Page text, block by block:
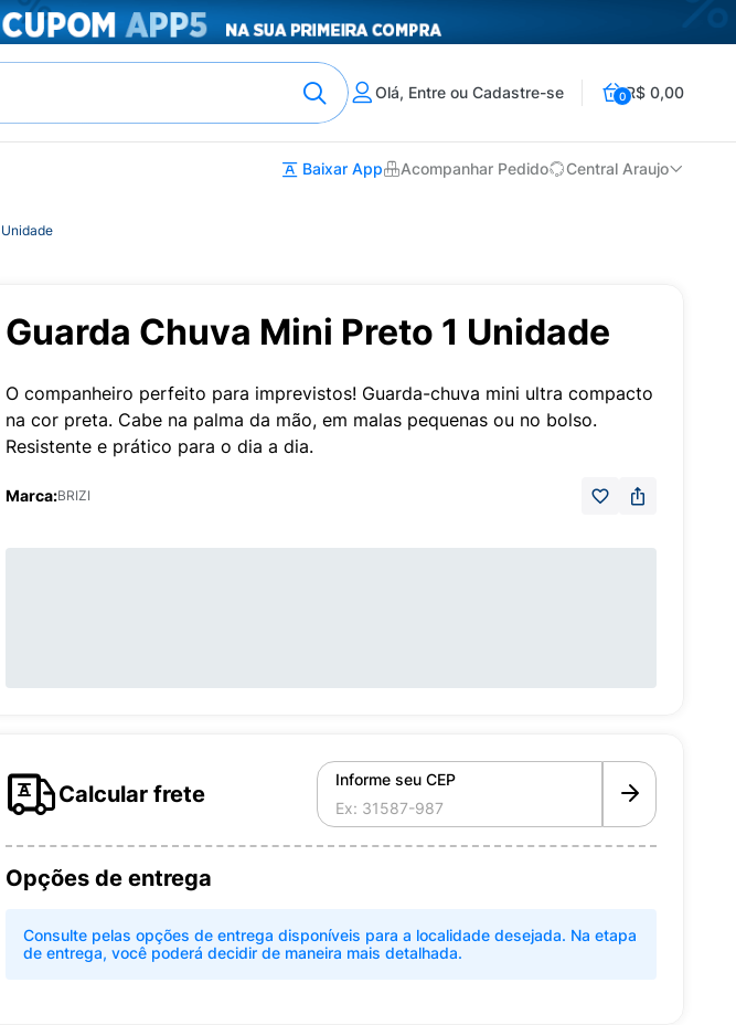
Olá, Entre ou Cadastre-se 0R$ 0,00
Baixar App Acompanhar Pedido Central Araujo
Guarda Chuva Mini Preto 1 Unidade
O companheiro perfeito para imprevistos! Guarda-chuva mini ultra compacto
na cor preta. Cabe na palma da mão, em malas pequenas ou no bolso.
Resistente e prático para o dia a dia.
Marca:BRIZI
Calcular frete
Informe seu CEP
Opções de entrega
Consulte pelas opções de entrega disponíveis para a localidade desejada. Na etapa
de entrega, você poderá decidir de maneira mais detalhada.